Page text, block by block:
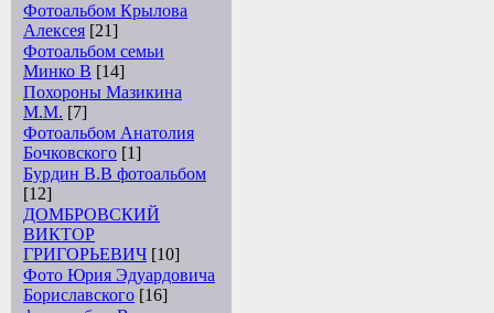
Фотоальбом Крылова
Алексея [21]
Фотоальбом семьи
Минко В [14]
Похороны Мазикина
М.М. [7]
Фотоальбом Анатолия
Бочковского [1]
Бурдин В.В фотоальбом
[12]
ДОМБРОВСКИЙ
ВИКТОР
ГРИГОРЬЕВИЧ [10]
Фото Юрия Эдуардовича
Бориславского [16]